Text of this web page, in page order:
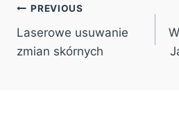
Post
navigation
PREVIOUS
Laserowe usuwanie
zmian skórnych